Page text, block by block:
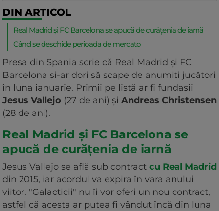
DIN ARTICOL
Real Madrid și FC Barcelona se apucă de curățenia de iarnă
Când se deschide perioada de mercato
Presa din Spania scrie că Real Madrid și FC
Barcelona și-ar dori să scape de anumiți jucători
în luna ianuarie. Primii pe listă ar fi fundașii
Jesus Vallejo (27 de ani) și Andreas Christensen
(28 de ani).
Real Madrid și FC Barcelona se
apucă de curățenia de iarnă
Jesus Vallejo se află sub contract cu Real Madrid
din 2015, iar acordul va expira în vara anului
viitor. "Galacticii" nu îi vor oferi un nou contract,
astfel că acesta ar putea fi vândut încă din luna